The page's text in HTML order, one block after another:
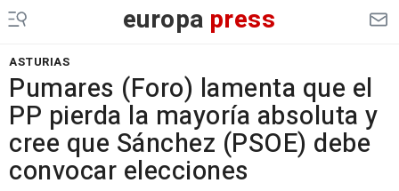
europa press
ASTURIAS
Pumares (Foro) lamenta que el
PP pierda la mayoría absoluta y
cree que Sánchez (PSOE) debe
convocar elecciones